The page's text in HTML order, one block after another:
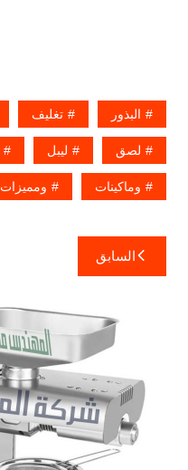
البذور تغليف
لصق ليبل
وماكينات ومميزات
تصفّح
المقالات
السابق